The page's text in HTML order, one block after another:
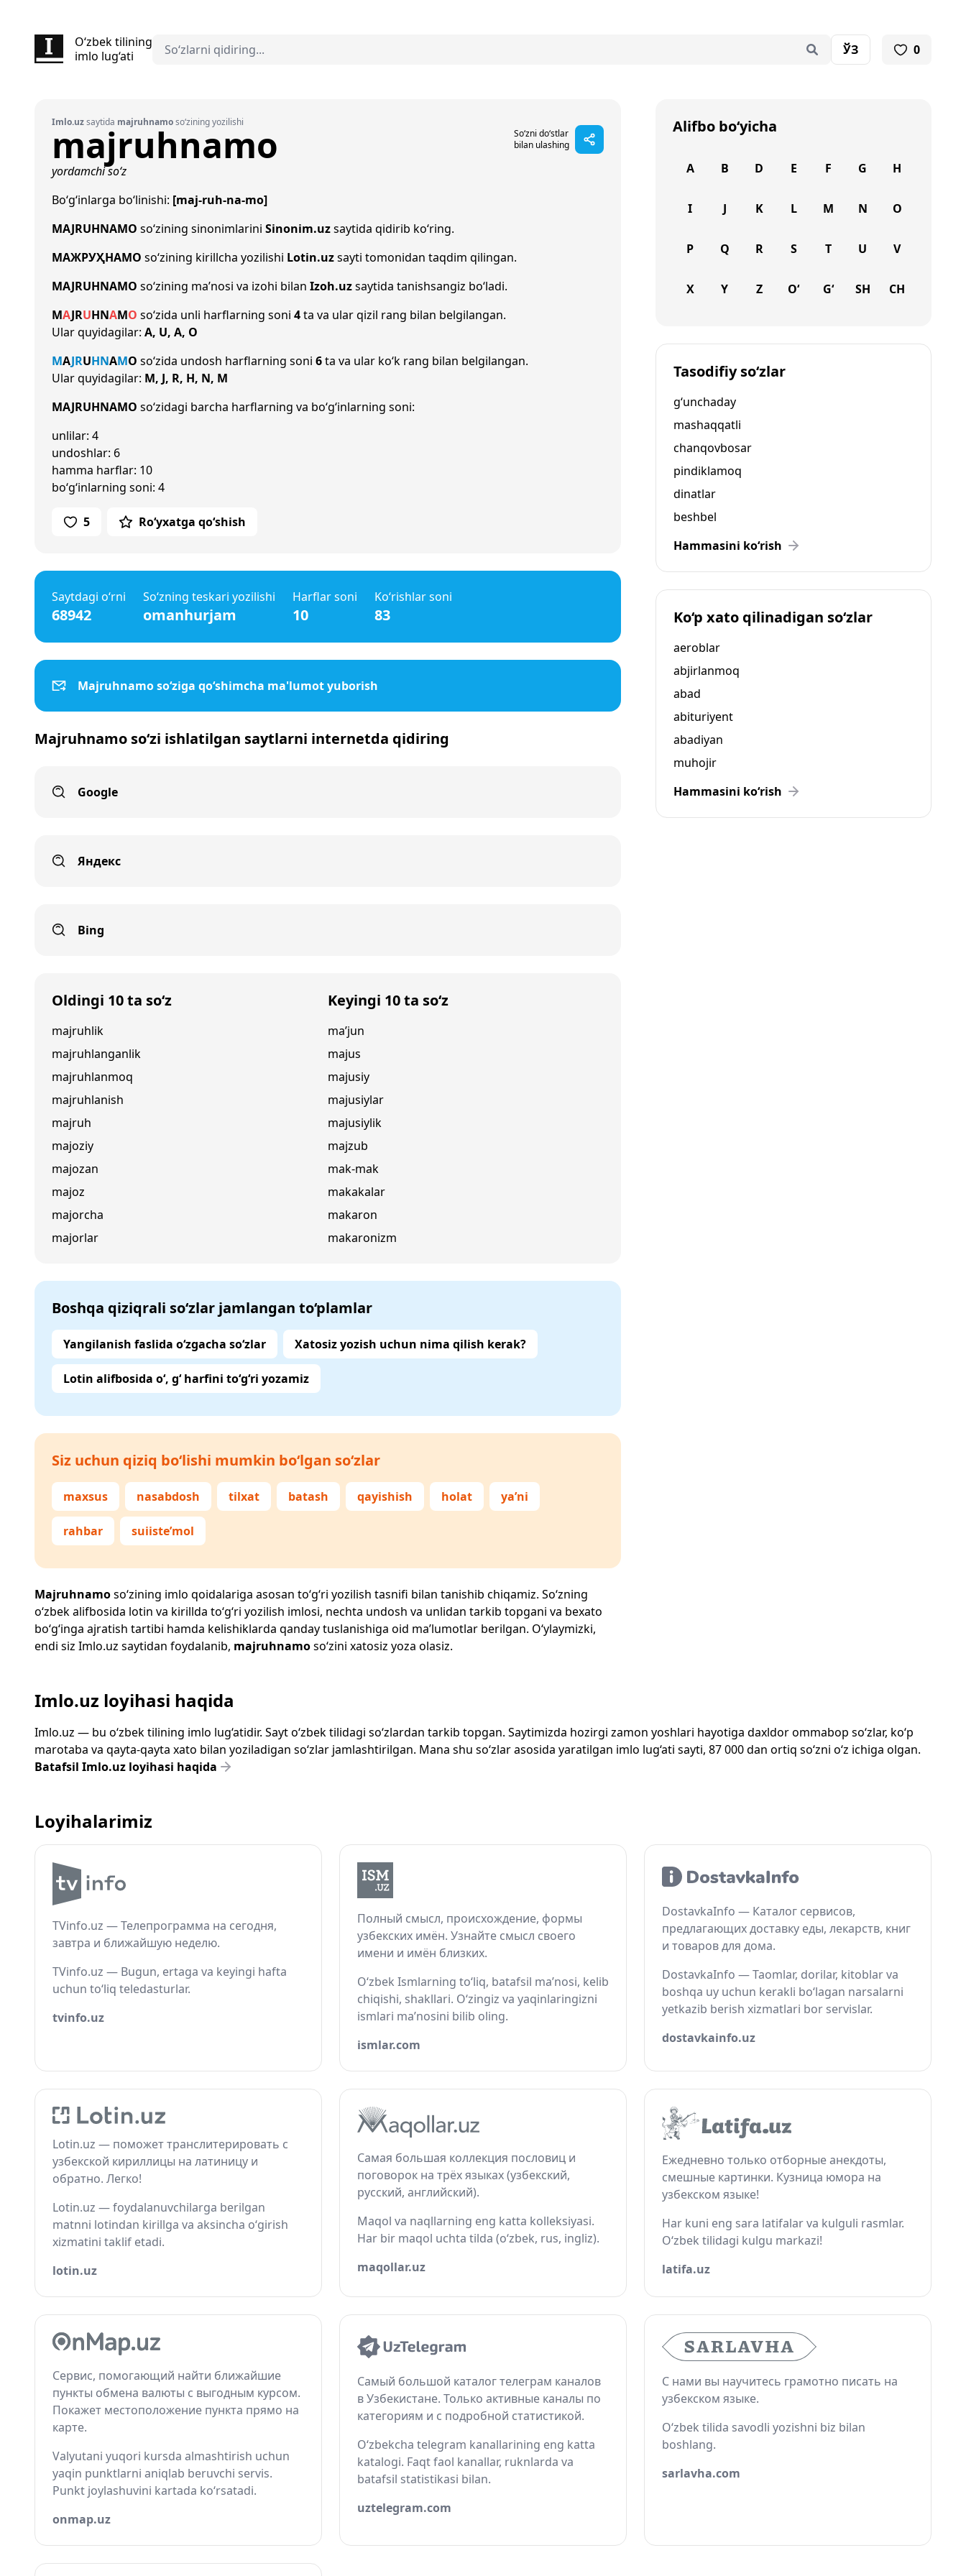
O‘zbek tilining
imlo lug‘ati
ЎЗ 0
Imlo.uzsaytida majruhnamoso‘zining yozilishi
majruhnamo
So‘zni do‘stlar
bilan ulashing
yordamchi so‘z
Bo‘g‘inlarga bo‘linishi: [maj-ruh-na-mo]
MAJRUHNAMO so‘zining sinonimlarini Sinonim.uzsaytida qidirib ko‘ring.
МАЖРУҲНАМО so‘zining kirillcha yozilishi Lotin.uzsayti tomonidan taqdim qilingan.
MAJRUHNAMO so‘zining ma’nosi va izohi bilan Izoh.uzsaytida tanishsangiz bo‘ladi.
MAJRUHNAMO so‘zida unli harflarning soni 4ta va ular qizil rang bilan belgilangan.
Ular quyidagilar: A, U, A, O
MAJRUHNAMO so‘zida undosh harflarning soni 6ta va ular ko‘k rang bilan belgilangan.
Ular quyidagilar: M, J, R, H, N, M
MAJRUHNAMO so‘zidagi barcha harflarning va bo‘g‘inlarning soni:
unlilar: 4
undoshlar: 6
hamma harflar: 10
bo‘g‘inlarning soni: 4
5 Ro‘yxatga qo‘shish
Saytdagi o‘rni
68942
So‘zning teskari yozilishi
omanhurjam
Harflar soni
10
Ko‘rishlar soni
83
Majruhnamo so‘ziga qo‘shimcha ma'lumot yuborish
Majruhnamo so‘zi ishlatilgan saytlarni internetda qidiring
Google
Яндекс
Bing
Oldingi 10 ta so‘z
majruhlik
majruhlanganlik
majruhlanmoq
majruhlanish
majruh
majoziy
majozan
majoz
majorcha
majorlar
Keyingi 10 ta so‘z
ma’jun
majus
majusiy
majusiylar
majusiylik
majzub
mak-mak
makakalar
makaron
makaronizm
Boshqa qiziqrali so‘zlar jamlangan to‘plamlar
Yangilanish faslida o‘zgacha so‘zlar Xatosiz yozish uchun nima qilish kerak?
Lotin alifbosida o‘, g‘ harfini to‘g‘ri yozamiz
Siz uchun qiziq bo‘lishi mumkin bo‘lgan so‘zlar
maxsus nasabdosh tilxat batash qayishish holat ya’ni
rahbar suiiste’mol
Majruhnamoso‘zining imlo qoidalariga asosan to‘g‘ri yozilish tasnifi bilan tanishib chiqamiz. So‘zning
o‘zbek alifbosida lotin va kirillda to‘g‘ri yozilish imlosi, nechta undosh va unlidan tarkib topgani va bexato
bo‘g‘inga ajratish tartibi hamda kelishiklarda qanday tuslanishiga oid ma’lumotlar berilgan. O‘ylaymizki,
endi siz Imlo.uz saytidan foydalanib, majruhnamoso‘zini xatosiz yoza olasiz.
Alifbo bo‘yicha
A B D E F G H
I J K L M N O
P Q R S T U V
X Y Z O‘ G‘ SH CH
Tasodifiy so‘zlar
g‘unchaday
mashaqqatli
chanqovbosar
pindiklamoq
dinatlar
beshbel
Hammasini ko‘rish
Ko‘p xato qilinadigan so‘zlar
aeroblar
abjirlanmoq
abad
abituriyent
abadiyan
muhojir
Hammasini ko‘rish
Imlo.uz loyihasi haqida
Imlo.uz — bu o‘zbek tilining imlo lug‘atidir. Sayt o‘zbek tilidagi so‘zlardan tarkib topgan. Saytimizda hozirgi zamon yoshlari hayotiga daxldor ommabop so‘zlar, ko‘p
marotaba va qayta-qayta xato bilan yoziladigan so‘zlar jamlashtirilgan. Mana shu so‘zlar asosida yaratilgan imlo lug‘ati sayti, 87 000 dan ortiq so‘zni o‘z ichiga olgan.
Batafsil Imlo.uz loyihasi haqida
Loyihalarimiz
TVinfo.uz — Телепрограмма на сегодня,
завтра и ближайшую неделю.
TVinfo.uz — Bugun, ertaga va keyingi hafta
uchun to‘liq teledasturlar.
tvinfo.uz
Полный смысл, происхождение, формы
узбекских имён. Узнайте смысл своего
имени и имён близких.
O‘zbek Ismlarning to‘liq, batafsil ma’nosi, kelib
chiqishi, shakllari. O‘zingiz va yaqinlaringizni
ismlari ma’nosini bilib oling.
ismlar.com
DostavkaInfo — Каталог сервисов,
предлагающих доставку еды, лекарств, книг
и товаров для дома.
DostavkaInfo — Taomlar, dorilar, kitoblar va
boshqa uy uchun kerakli bo‘lagan narsalarni
yetkazib berish xizmatlari bor servislar.
dostavkainfo.uz
Lotin.uz — поможет транслитерировать с
узбекской кириллицы на латиницу и
обратно. Легко!
Lotin.uz — foydalanuvchilarga berilgan
matnni lotindan kirillga va aksincha o‘girish
xizmatini taklif etadi.
lotin.uz
Самая большая коллекция пословиц и
поговорок на трёх языках (узбекский,
русский, английский).
Maqol va naqllarning eng katta kolleksiyasi.
Har bir maqol uchta tilda (o‘zbek, rus, ingliz).
maqollar.uz
Ежедневно только отборные анекдоты,
смешные картинки. Кузница юмора на
узбекском языке!
Har kuni eng sara latifalar va kulguli rasmlar.
O‘zbek tilidagi kulgu markazi!
latifa.uz
Сервис, помогающий найти ближайшие
пункты обмена валюты с выгодным курсом.
Покажет местоположение пункта прямо на
карте.
Valyutani yuqori kursda almashtirish uchun
yaqin punktlarni aniqlab beruvchi servis.
Punkt joylashuvini kartada ko‘rsatadi.
onmap.uz
Самый большой каталог телеграм каналов
в Узбекистане. Только активные каналы по
категориям и с подробной статистикой.
O‘zbekcha telegram kanallarining eng katta
katalogi. Faqt faol kanallar, ruknlarda va
batafsil statistikasi bilan.
uztelegram.com
С нами вы научитесь грамотно писать на
узбекском языке.
O‘zbek tilida savodli yozishni biz bilan
boshlang.
sarlavha.com